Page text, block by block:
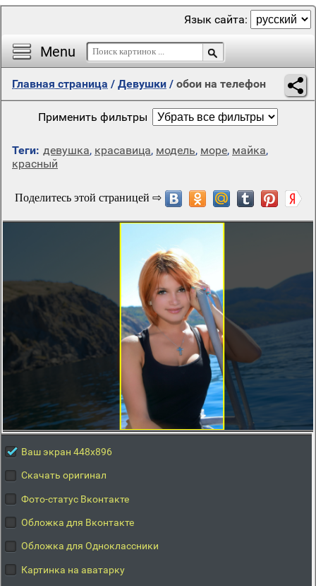
Menu
Язык сайта:
Главная страница / Девушки / обои на телефон
Применить фильтры
Теги: девушка, красавица, модель, море, майка,
красный
Ваш экран 448x896
Скачать оригинал
Фото-статус Вконтакте
Обложка для Вконтакте
Обложка для Одноклассники
Картинка на аватарку